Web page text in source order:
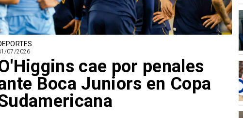
07/2026
cae por penales
Boca Juniors en Copa